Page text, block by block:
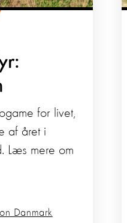
Danmark
for livet,
af året i
Læs mere om